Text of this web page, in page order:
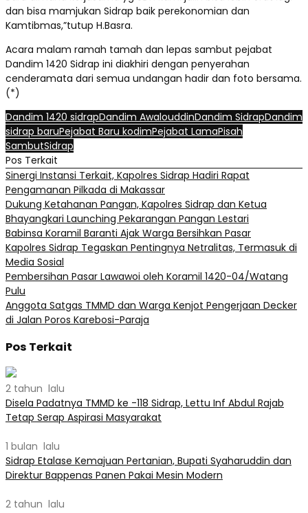
dan bisa mamjukan Sidrap baik perekonomian dan
Kamtibmas,”tutup H.Basra.
Acara malam ramah tamah dan lepas sambut pejabat
Dandim 1420 Sidrap ini diakhiri dengan penyerahan
cenderamata dari semua undangan hadir dan foto bersama.
(*)
Dandim 1420 sidrapDandim AwalouddinDandim SidrapDandim
sidrap baruPejabat Baru kodimPejabat LamaPisah
SambutSidrap
Pos Terkait
Sinergi Instansi Terkait, Kapolres Sidrap Hadiri Rapat
Pengamanan Pilkada di Makassar
Dukung Ketahanan Pangan, Kapolres Sidrap dan Ketua
Bhayangkari Launching Pekarangan Pangan Lestari
Babinsa Koramil Baranti Ajak Warga Bersihkan Pasar
Kapolres Sidrap Tegaskan Pentingnya Netralitas, Termasuk di
Media Sosial
Pembersihan Pasar Lawawoi oleh Koramil 1420-04/Watang
Pulu
Anggota Satgas TMMD dan Warga Kenjot Pengerjaan Decker
di Jalan Poros Karebosi-Paraja
Pos Terkait
2 tahun lalu
Disela Padatnya TMMD ke -118 Sidrap, Lettu Inf Abdul Rajab
Tetap Serap Aspirasi Masyarakat
1 bulan lalu
Sidrap Etalase Kemajuan Pertanian, Bupati Syaharuddin dan
Direktur Bappenas Panen Pakai Mesin Modern
2 tahun lalu